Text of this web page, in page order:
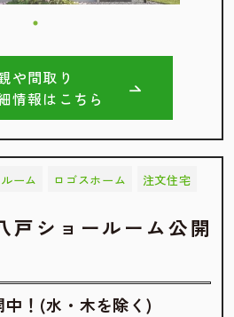
や間取り
情報はこちら
ーム ロゴスホーム 注文住宅
戸ショールーム公開
中！(水・木を除く)